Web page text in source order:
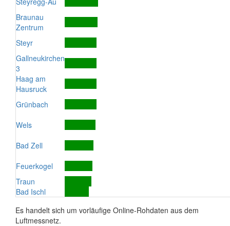
Braunau
Zentrum
Steyr
Gallneukirchen
3
Haag am
Hausruck
Grünbach
Wels
Bad Zell
Feuerkogel
Traun
Bad Ischl
Es handelt sich um vorläufige Online-Rohdaten aus dem
Luftmessnetz.